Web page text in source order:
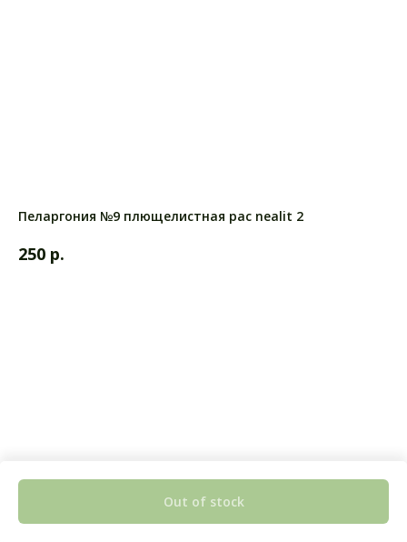
Пеларгония №9 плющелистная pac nealit 2
250 р.
Out of stock